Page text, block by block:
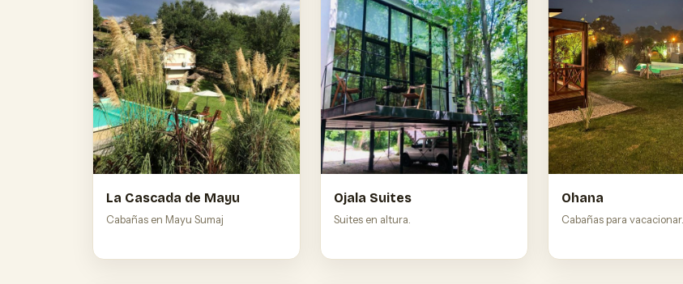
La Cascada de Mayu
Cabañas en Mayu Sumaj
Ojala Suites
Suites en altura.
Ohana
Cabañas para vacacionar.